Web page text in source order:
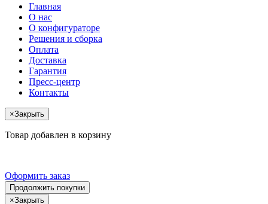
Главная
О нас
О конфигураторе
Решения и сборка
Оплата
Доставка
Гарантия
Пресс-центр
Контакты
×Закрыть
Товар добавлен в корзину
Оформить заказ
Продолжить покупки
×Закрыть